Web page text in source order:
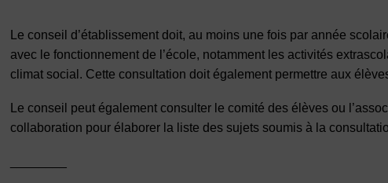
Le conseil d’établissement doit, au moins une fois par année
avec le fonctionnement de l’école, notamment les activités
climat social. Cette consultation doit également permettre aux
Le conseil peut également consulter le comité des élèves ou
collaboration pour élaborer la liste des sujets soumis à la